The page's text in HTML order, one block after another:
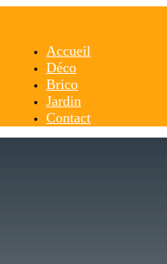
Accueil
Déco
Brico
Jardin
Contact